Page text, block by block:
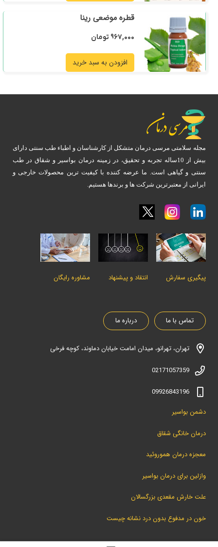
قطره موضعی رینا
967,000 تومان
افزودن به سبد خرید
مجله سلامتی مرسی درمان متشکل از کارشناسان و اطباء طب سنتی دارای
بیش از 10ساله تجربه و تحقیق، در زمینه درمان بواسیر و شقاق در طب
سنتی و گیاهی است. ما عرضه کننده با کیفیت ترین محصولات خارجی و
ایرانی از معتبرترین شرکت ها و برندها هستیم.
پیگیری سفارش انتقاد و پیشنهاد مشاوره رایگان
تماس با ما درباره ما
تهران، تهرانو، میدان امامت خیابان دماوند، کوچه فرخی
02171057359
09926843196
دشمن بواسیر
درمان خانگی شقاق
معجزه درمان هموروئید
وازلین برای درمان بواسیر
علت خارش مقعدی بزرگسالان
خون در مدفوع بدون درد نشانه چیست